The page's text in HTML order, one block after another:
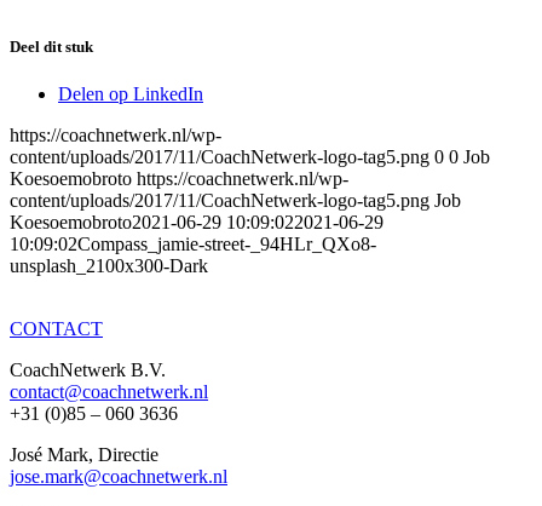
Deel dit stuk
Delen op LinkedIn
https://coachnetwerk.nl/wp-
content/uploads/2017/11/CoachNetwerk-logo-tag5.png 0 0 Job
Koesoemobroto https://coachnetwerk.nl/wp-
content/uploads/2017/11/CoachNetwerk-logo-tag5.png Job
Koesoemobroto2021-06-29 10:09:022021-06-29
10:09:02Compass_jamie-street-_94HLr_QXo8-
unsplash_2100x300-Dark
CONTACT
CoachNetwerk B.V.
contact@coachnetwerk.nl
+31 (0)85 – 060 3636
José Mark, Directie
jose.mark@coachnetwerk.nl